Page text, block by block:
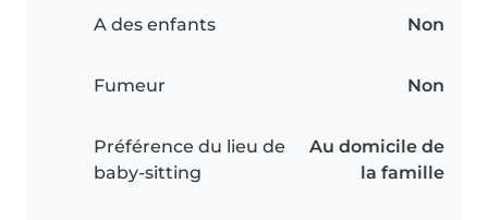
A des enfants Non
Fumeur Non
Préférence du lieu de
baby-sitting
Au domicile de
la famille